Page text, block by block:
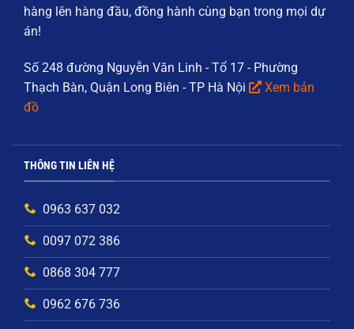
hàng lên hàng đầu, đồng hành cùng bạn trong mọi dự
án!
Số 248 đường Nguyễn Văn Linh - Tổ 17 - Phường
Thạch Bàn, Quận Long Biên - TP Hà Nội
Xem bản
đồ
THÔNG TIN LIÊN HỆ
0963 637 032
0097 072 386
0868 304 777
0962 676 736